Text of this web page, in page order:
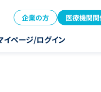
企業の方 医療機関
イページ/ログイン